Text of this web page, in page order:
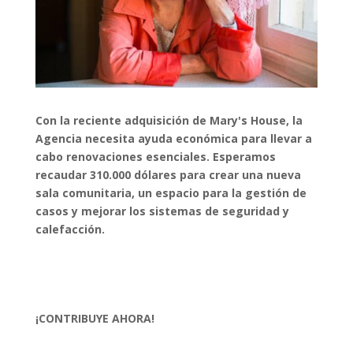
Con la reciente adquisición de Mary's House, la
Agencia necesita ayuda económica para llevar a
cabo renovaciones esenciales. Esperamos
recaudar 310.000 dólares para crear una nueva
sala comunitaria, un espacio para la gestión de
casos y mejorar los sistemas de seguridad y
calefacción.
¡CONTRIBUYE AHORA!